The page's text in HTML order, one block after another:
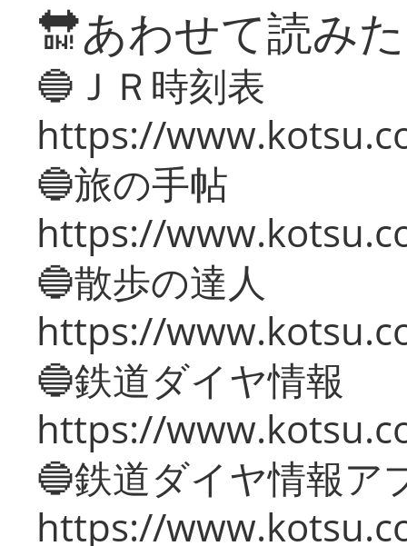
🔛あわせて読み
🔵ＪＲ時刻表
https://
🔵旅の手帖
https://
🔵散歩の達人
https://
🔵鉄道ダイヤ情報
https://
🔵鉄道ダイヤ情報ア
https://